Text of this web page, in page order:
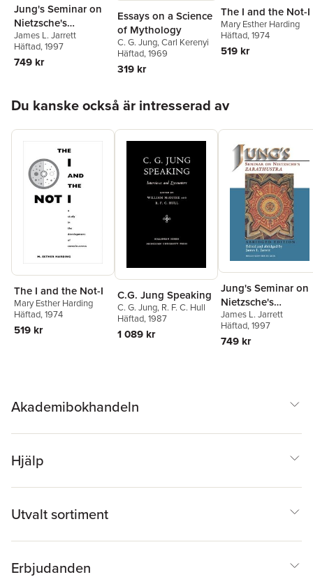
Jung's Seminar on
Nietzsche's
"Zarathustra"
James L. Jarrett
Häftad, 1997
749 kr
Essays on a Science
of Mythology
C. G. Jung,Carl Kerenyi
Häftad, 1969
319 kr
The I and the Not-I
Mary Esther Harding
Häftad, 1974
519 kr
Du kanske också är intresserad av
The I and the Not-I
Mary Esther Harding
Häftad, 1974
519 kr
C.G. Jung Speaking
C. G. Jung, R. F. C. Hull
Häftad, 1987
1 089 kr
Jung's Seminar on
Nietzsche's
"Zarathustra"
James L. Jarrett
Häftad, 1997
749 kr
Akademibokhandeln
Hjälp
Utvalt sortiment
Erbjudanden